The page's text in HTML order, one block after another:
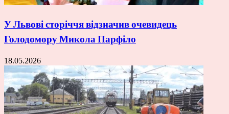
У Львові сторіччя відзначив очевидець
Голодомору Микола Парфіло
18.05.2026